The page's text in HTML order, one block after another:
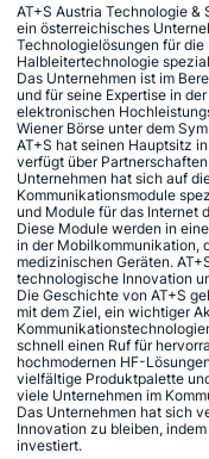
AT+S Austria Technologie
ein österreichisches
Technologielösungen für
Halbleitertechnologie
Das Unternehmen ist im
und für seine Expertise in
elektronischen
Wiener Börse unter dem
AT+S hat seinen Hauptsitz
verfügt über
Unternehmen hat sich auf
Kommunikationsmodule
und Module für das Internet
Diese Module werden in
in der Mobilkommunikation,
medizinischen Geräten.
technologische Innovation
Die Geschichte von AT+S
mit dem Ziel, ein wichtiger
schnell einen Ruf für
hochmodernen HF-
vielfältige Produktpalette
viele Unternehmen im
Das Unternehmen hat sich
Innovation zu bleiben,
investiert.